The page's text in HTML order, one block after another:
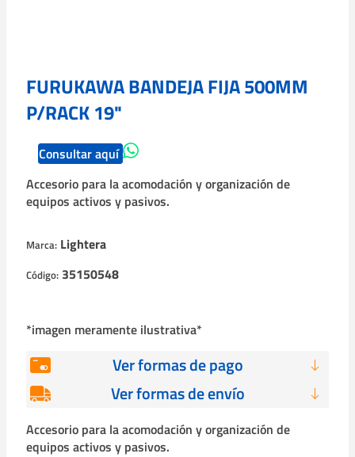
FURUKAWA BANDEJA FIJA 500MM
P/RACK 19"
Consultar aquí
Accesorio para la acomodación y organización de
equipos activos y pasivos.
Marca: Lightera
Código: 35150548
*imagen meramente ilustrativa*
Ver formas de pago
Ver formas de envío
Accesorio para la acomodación y organización de
equipos activos y pasivos.